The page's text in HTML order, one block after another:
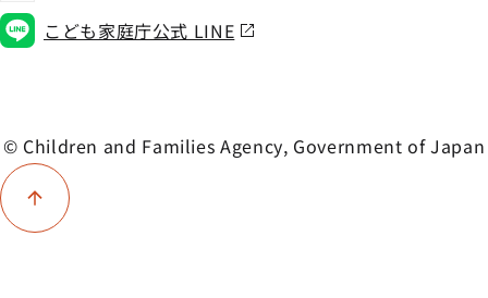
こども家庭庁公式 LINE
© Children and Families Agency, Government of Japan